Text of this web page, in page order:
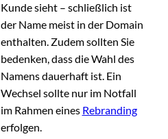
Kunde sieht – schließlich ist
der Name meist in der Domain
enthalten. Zudem sollten Sie
bedenken, dass die Wahl des
Namens dauerhaft ist. Ein
Wechsel sollte nur im Notfall
im Rahmen eines Rebranding
erfolgen.